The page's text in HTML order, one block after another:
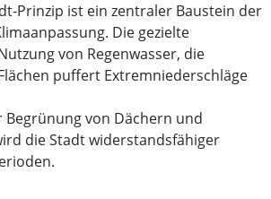
Prinzip ist ein zentraler Baustein der
Die gezielte
von Regenwasser, die
puffert Extremniederschläge
Begrünung von Dächern und
die Stadt widerstandsfähiger